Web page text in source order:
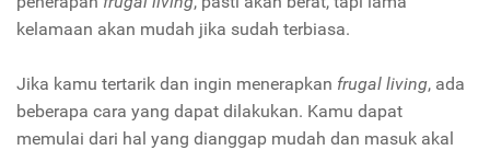
kelamaan akan mudah jika sudah terbiasa.
Jika kamu tertarik dan ingin menerapkan frugal living, ada
beberapa cara yang dapat dilakukan. Kamu dapat
memulai dari hal yang dianggap mudah dan masuk akal